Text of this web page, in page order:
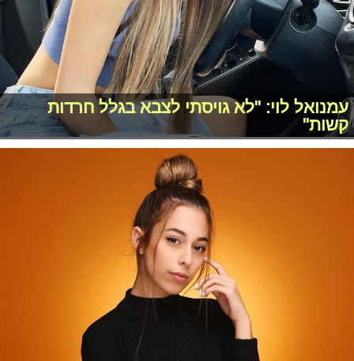
עמנואל לוי: "לא גויסתי לצבא בגלל חרדות
קשות"